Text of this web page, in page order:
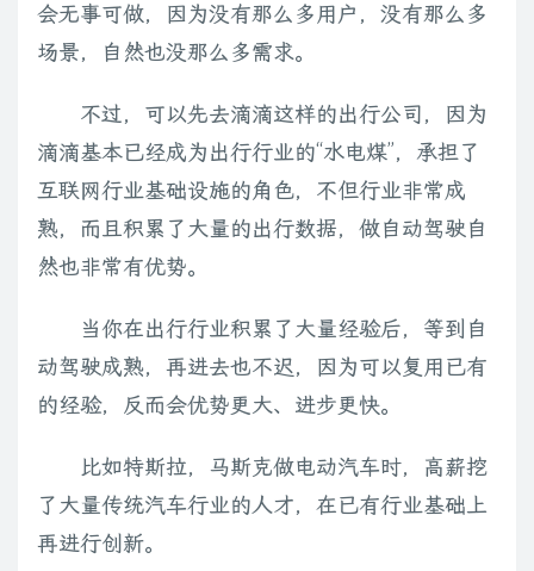
会无事可做，因为没有那么多用户，没有那么多
场景，自然也没那么多需求。
不过，可以先去滴滴这样的出行公司，因为
滴滴基本已经成为出行行业的“水电煤”，承担了
互联网行业基础设施的角色，不但行业非常成
熟，而且积累了大量的出行数据，做自动驾驶自
然也非常有优势。
当你在出行行业积累了大量经验后，等到自
动驾驶成熟，再进去也不迟，因为可以复用已有
的经验，反而会优势更大、进步更快。
比如特斯拉，马斯克做电动汽车时，高薪挖
了大量传统汽车行业的人才，在已有行业基础上
再进行创新。